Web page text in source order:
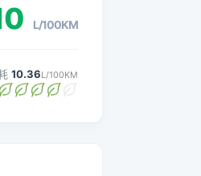
L/100KM
10.36L/100KM